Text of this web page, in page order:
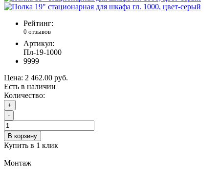
Рейтинг:
0 отзывов
Артикул:
Пл-19-1000
9999
Цена: 2 462.00 руб.
Есть в наличии
Количество:
+
-
В корзину
Купить в 1 клик
Монтаж